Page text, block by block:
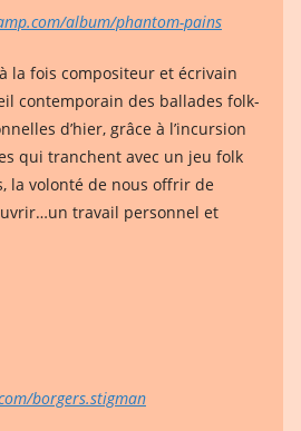
album/phantom-pains
la fois compositeur et écrivain
contemporain des ballades folk-
d’hier, grâce à l’incursion
qui tranchent avec un jeu folk
la volonté de nous offrir de
travail personnel et
borgers.stigman